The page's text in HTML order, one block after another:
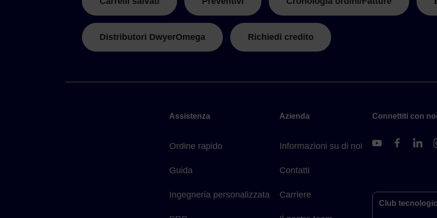
Distributori DwyerOmega Richiedi credito
Assistenza
Ordine rapido
Guida
Ingegneria personalizzata
Azienda
Informazioni su di noi
Contatti
Carriere
Connettiti con
Club